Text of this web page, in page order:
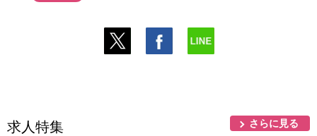
求人特集 さらに見る